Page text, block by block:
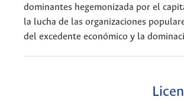
dominantes hegemonizada por el
la lucha de las organizaciones
del excedente económico y la